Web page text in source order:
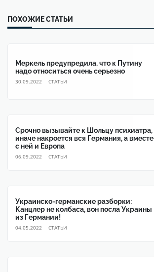
ПОХОЖИЕ СТАТЬИ
Меркель предупредила, что к Путину
надо относиться очень серьезно
30.09.2022 CТАТЬИ
Срочно вызывайте к Шольцу психиатра,
иначе накроется вся Германия, а вместе
с ней и Европа
06.09.2022 CТАТЬИ
Украинско-германские разборки:
Канцлер не колбаса, вон посла Украины
из Германии!
04.05.2022 CТАТЬИ